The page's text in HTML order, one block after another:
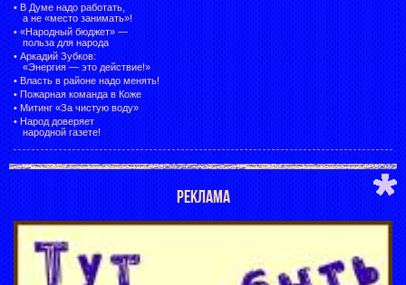
• В Думе надо работать,
а не «место занимать»!
• «Народный бюджет» —
польза для народа
• Аркадий Зубков:
«Энергия — это действие!»
• Власть в районе надо менять!
• Пожарная команда в Коже
• Митинг «За чистую воду»
• Народ доверяет
народной газете!
РЕКЛАМА